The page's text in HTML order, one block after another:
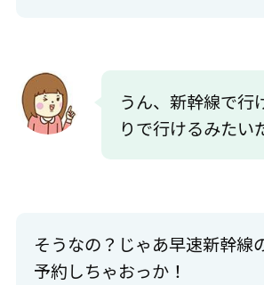
うん、新幹線で行
りで行けるみたい
そうなの？じゃあ早速新幹線
予約しちゃおっか！